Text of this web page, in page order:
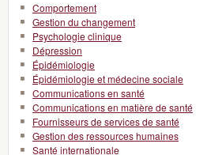
Comportement
Gestion du changement
Psychologie clinique
Dépression
Épidémiologie
Épidémiologie et médecine sociale
Communications en santé
Communications en matière de santé
Fournisseurs de services de santé
Gestion des ressources humaines
Santé internationale